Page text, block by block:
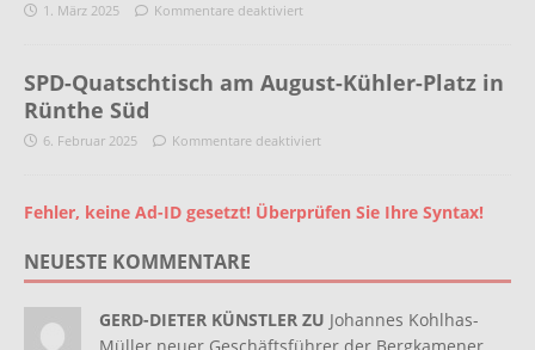
1. März 2025 Kommentare deaktiviert
SPD-Quatschtisch am August-Kühler-Platz in
Rünthe Süd
6. Februar 2025 Kommentare deaktiviert
Fehler, keine Ad-ID gesetzt! Überprüfen Sie Ihre Syntax!
NEUESTE KOMMENTARE
GERD-DIETER KÜNSTLER ZU Johannes Kohlhas-